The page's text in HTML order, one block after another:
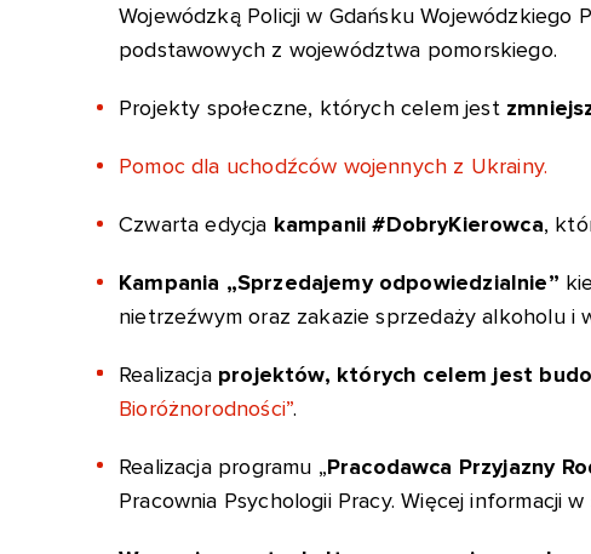
Wojewódzką Policji w Gdańsku Wojewódzkiego
podstawowych z województwa pomorskiego.
Projekty społeczne, których celem jest
Pomoc dla uchodźców wojennych z Ukrainy.
Czwarta edycja kampanii #DobryKierowca,
Kampania „Sprzedajemy odpowiedzialnie”
nietrzeźwym oraz zakazie sprzedaży alkoholu i
Realizacja projektów, których celem jest
Bioróżnorodności”.
Realizacja programu „Pracodawca Przyjazny
Pracownia Psychologii Pracy. Więcej informacji w